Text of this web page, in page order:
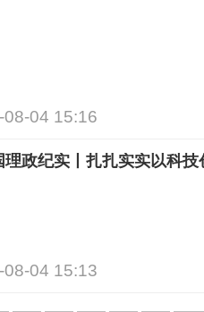
08-04 15:16
08-04 15:13